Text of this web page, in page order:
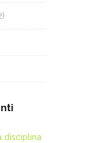
disciplina